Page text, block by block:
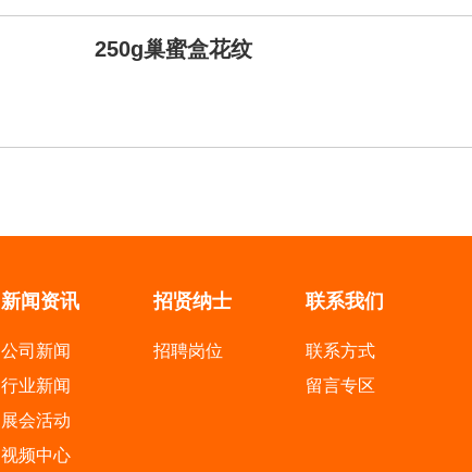
250g巢蜜盒花纹
新闻资讯
公司新闻
行业新闻
展会活动
视频中心
招贤纳士
招聘岗位
联系我们
联系方式
留言专区